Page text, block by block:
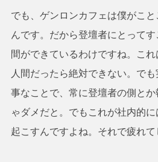
でも、ゲンロンカフェは僕がこ
んです。だから登壇者にとって
間ができているわけですね。こ
人間だったら絶対できない。で
事なことで、常に登壇者の側と
ゃダメだと。でもこれが社内的
起こすんですよね。それで疲れて